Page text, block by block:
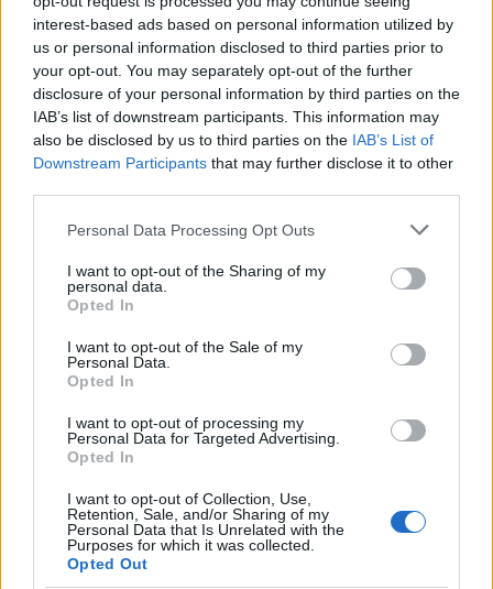
interest-based ads based on personal information utilized by
us or personal information disclosed to third parties prior to
your opt-out. You may separately opt-out of the further
disclosure of your personal information by third parties on the
IAB’s list of downstream participants. This information may
also be disclosed by us to third parties on the IAB’s List of
Downstream Participants that may further disclose it to other
Please note that this website/app uses one or more Google
not limited to your visit or usage behaviour. You may click to
grant or deny consent to Google and its third-party tags to
use your data for below specified purposes in below Google
consent section.
Personal Data Processing Opt Outs
I want to opt-out of the Sharing of my
personal data.
Opted In
I want to opt-out of the Sale of my
Personal Data.
Opted In
I want to opt-out of processing my
Personal Data for Targeted Advertising.
Opted In
I want to opt-out of Collection, Use,
Retention, Sale, and/or Sharing of my
Personal Data that Is Unrelated with the
Purposes for which it was collected.
Opted Out
mutatványait a…
Habók János szeminárium április 12-
én a Corodiniben